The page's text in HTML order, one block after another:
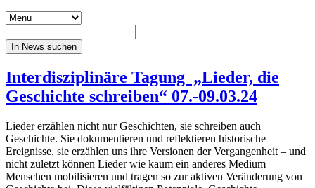
In News suchen
Interdisziplinäre Tagung „Lieder, die
Geschichte schreiben“ 07.-09.03.24
Lieder erzählen nicht nur Geschichten, sie schreiben auch
Geschichte. Sie dokumentieren und reflektieren historische
Ereignisse, sie erzählen uns ihre Versionen der Vergangenheit – und
nicht zuletzt können Lieder wie kaum ein anderes Medium
Menschen mobilisieren und tragen so zur aktiven Veränderung von